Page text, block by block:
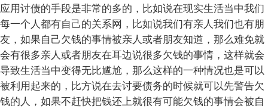
应用讨债的手段是非常的多的，比如说在现实生活当中我们
每一个人都有自己的关系网，比如说我们有亲人我们也有朋
友，如果自己欠钱的事情被亲人或者朋友知道，那么难免就
会有很多亲人或者朋友在耳边说很多欠钱的事情，这样就会
导致生活当中变得无比尴尬，那么这样的一种情况也是可以
被利用起来的，比方说在去讨要债务的时候就可以先警告欠
钱的人，如果不赶快把钱还上就很有可能欠钱的事情会被自